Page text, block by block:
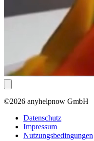
©2026 anyhelpnow GmbH
Datenschutz
Impressum
Nutzungsbedingungen